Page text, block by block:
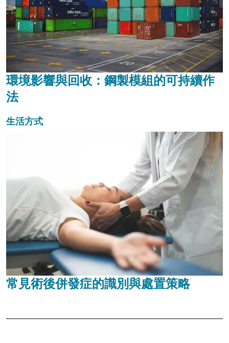
環境影響與回收：鋼製模組的可持續作
法
生活方式
常見術後併發症的識別與處置策略